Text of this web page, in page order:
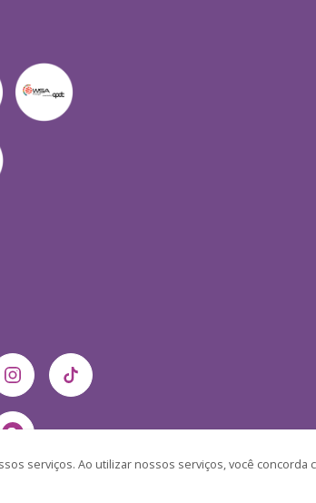
serviços. Ao utilizar nossos serviços, você concorda